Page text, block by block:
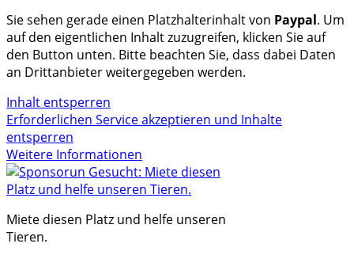
Sie sehen gerade einen Platzhalterinhalt von Paypal. Um
auf den eigentlichen Inhalt zuzugreifen, klicken Sie auf
den Button unten. Bitte beachten Sie, dass dabei Daten
an Drittanbieter weitergegeben werden.
Inhalt entsperren
Erforderlichen Service akzeptieren und Inhalte
entsperren
Weitere Informationen
Miete diesen Platz und helfe unseren
Tieren.